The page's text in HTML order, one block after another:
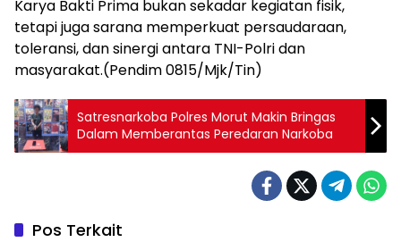
Karya Bakti Prima bukan sekadar kegiatan fisik,
tetapi juga sarana memperkuat persaudaraan,
toleransi, dan sinergi antara TNI-Polri dan
masyarakat.(Pendim 0815/Mjk/Tin)
Satresnarkoba Polres Morut Makin Bringas
Dalam Memberantas Peredaran Narkoba
Pos Terkait